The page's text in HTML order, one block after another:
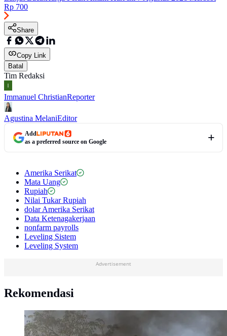
Rp 700
Share
Copy Link
Batal
Tim Redaksi
Immanuel ChristianReporter
Agustina MelaniEditor
Add
as a preferred source on Google
Amerika Serikat
Mata Uang
Rupiah
Nilai Tukar Rupiah
dolar Amerika Serikat
Data Ketenagakerjaan
nonfarm payrolls
Leveling Sistem
Leveling System
Advertisement
Rekomendasi